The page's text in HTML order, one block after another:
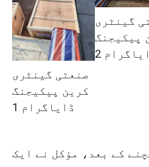
صنعتی گینٹری
کرین پیکیجنگ
ڈایاگرام 1
گینٹری
پیکیجنگ
2
کے بعد، مؤکل نے ایک